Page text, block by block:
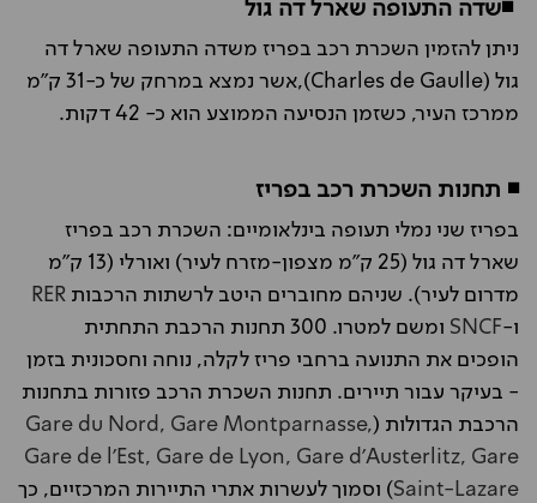
◾שדה התעופה שארל דה גול
ניתן להזמין השכרת רכב בפריז משדה התעופה שארל דה
גול (Charles de Gaulle),אשר נמצא במרחק של כ-31 ק"מ
ממרכז העיר, כשזמן הנסיעה הממוצע הוא כ- 42 דקות.
◾ תחנות השכרת רכב בפריז
בפריז שני נמלי תעופה בינלאומיים: השכרת רכב בפריז
שארל דה גול (25 ק"מ מצפון-מזרח לעיר) ואורלי (13 ק"מ
מדרום לעיר). שניהם מחוברים היטב לרשתות הרכבות RER
ו-SNCF
ומשם למטרו. 300 תחנות הרכבת התחתית
הופכים את התנועה ברחבי פריז לקלה, נוחה וחסכונית בזמן
- בעיקר עבור תיירים. תחנות השכרת הרכב פזורות בתחנות
הרכבת הגדולות (Gare du Nord, Gare Montparnasse,
Gare de l'Est, Gare de Lyon, Gare d'Austerlitz, Gare
Saint-Lazare) וסמוך לעשרות אתרי התיירות המרכזיים, כך